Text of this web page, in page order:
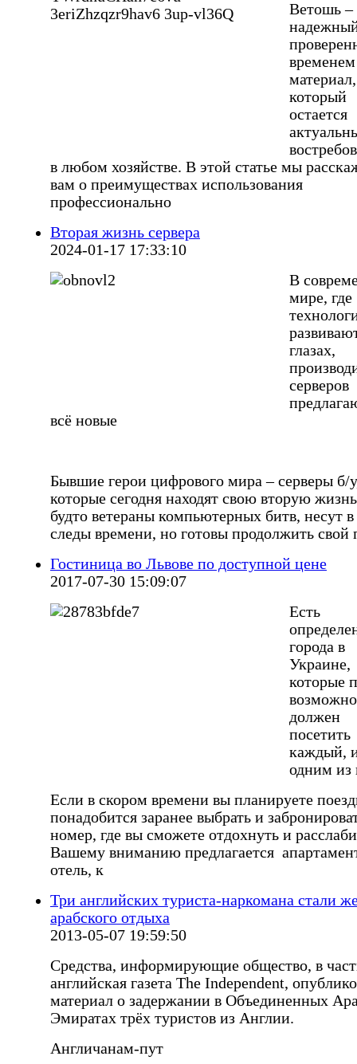
Ветошь –
временем
материал,
который
остается
в любом хозяйстве. В этой статье мы
вам о преимуществах использования
профессионально
Вторая жизнь сервера
2024-01-17 17:33:10
В
мире, где
глазах,
серверов
всё новые
Бывшие герои цифрового мира – серверы б/
которые сегодня находят свою вторую
будто ветераны компьютерных битв, несут в
следы времени, но готовы продолжить свой
Гостиница во Львове по доступной цене
2017-07-30 15:09:07
Есть
города в
Украине,
которые
должен
посетить
каждый,
одним из
Если в скором времени вы планируете
понадобится заранее выбрать и
номер, где вы сможете отдохнуть и
Вашему вниманию предлагается
отель, к
Три английских туриста-наркомана стали
арабского отдыха
2013-05-07 19:59:50
Средства, информирующие общество, в
английская газета The Independent,
материал о задержании в Объединенных
Эмиратах трёх туристов из Англии.
Англичанам-пут